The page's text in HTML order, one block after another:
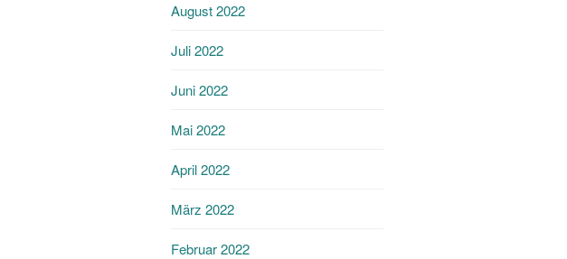
August 2022
Juli 2022
Juni 2022
Mai 2022
April 2022
März 2022
Februar 2022